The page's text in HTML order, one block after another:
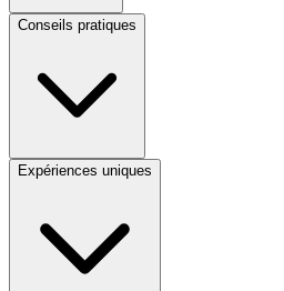
Conseils pratiques
Expériences uniques